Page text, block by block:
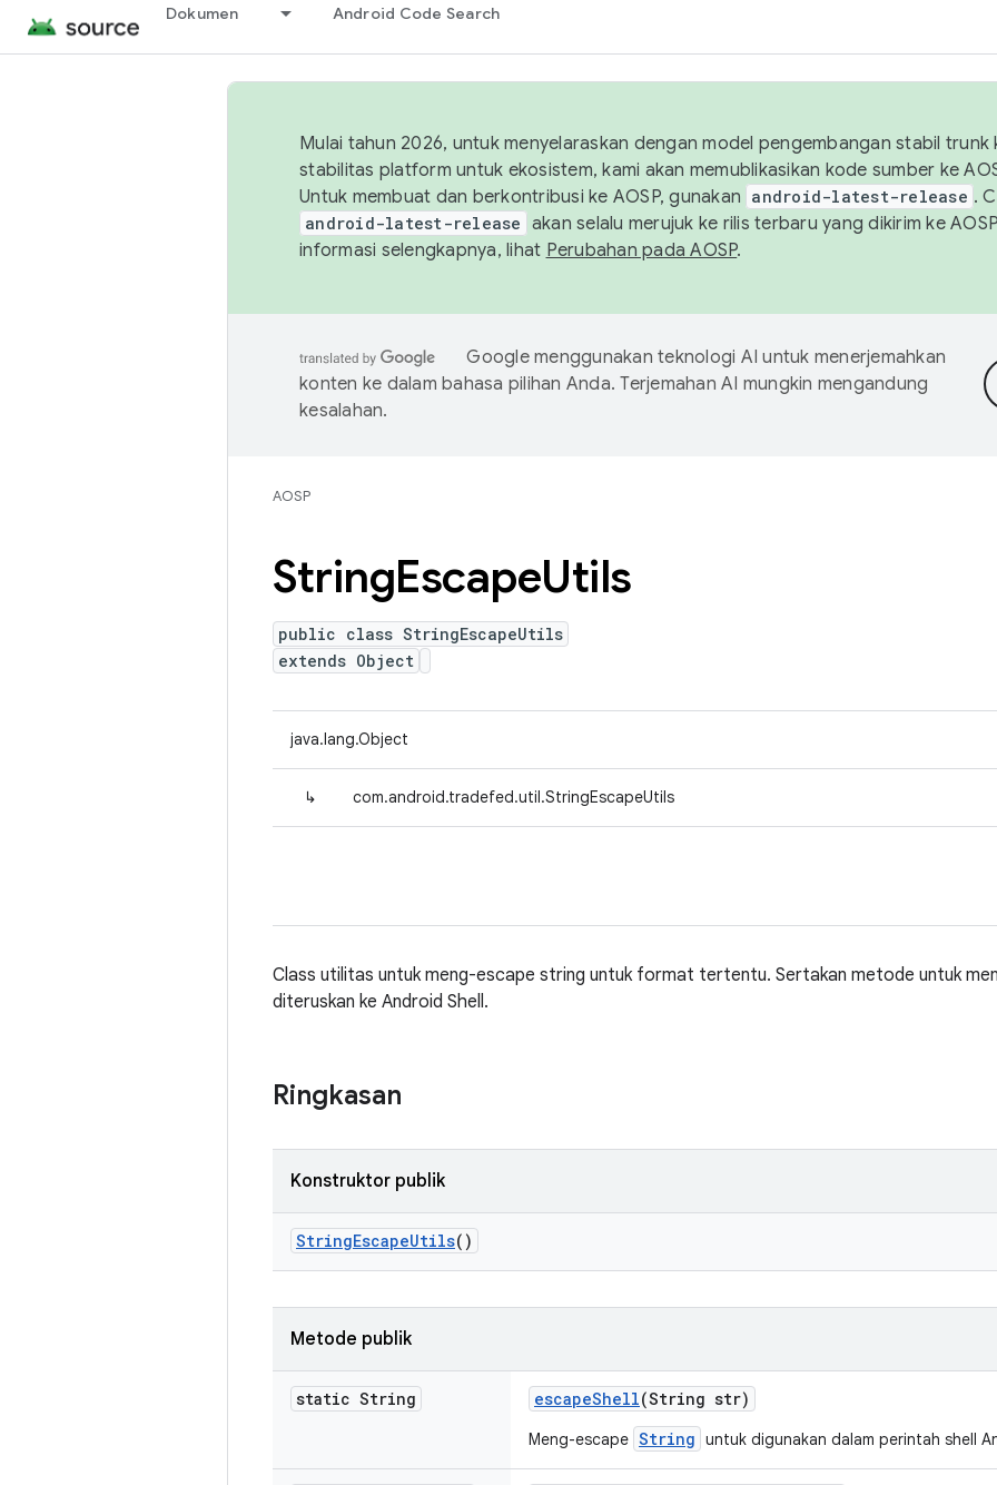
Dokumen Android Code Search
Mulai tahun 2026, untuk menyelaraskan dengan model pengembangan stabil trunk
stabilitas platform untuk ekosistem, kami akan memublikasikan kode sumber ke
Untuk membuat dan berkontribusi ke AOSP, gunakan android-latest-release .
android-latest-release akan selalu merujuk ke rilis terbaru yang dikirim ke
informasi selengkapnya, lihat Perubahan pada AOSP.
Google menggunakan teknologi AI untuk menerjemahkan
konten ke dalam bahasa pilihan Anda. Terjemahan AI mungkin mengandung
kesalahan.
AOSP
StringEscapeUtils
public class StringEscapeUtils
extends Object
java.lang.Object
↳ com.android.tradefed.util.StringEscapeUtils
Class utilitas untuk meng-escape string untuk format tertentu. Sertakan metode untuk
diteruskan ke Android Shell.
Ringkasan
Konstruktor publik
StringEscapeUtils()
Metode publik
static String escapeShell(String str)
Meng-escape String untuk digunakan dalam perintah shell